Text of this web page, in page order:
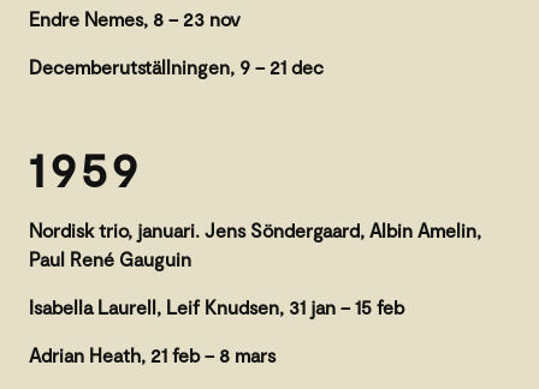
Endre Nemes, 8 – 23 nov
Decemberutställningen, 9 – 21 dec
1959
Nordisk trio, januari. Jens Söndergaard, Albin Amelin,
Paul René Gauguin
Isabella Laurell, Leif Knudsen, 31 jan – 15 feb
Adrian Heath, 21 feb – 8 mars